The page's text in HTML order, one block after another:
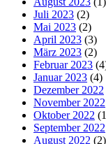
Juli 2023 (2)
Mai 2023 (2)
April 2023 (3)
März 2023 (2)
Februar 2023
Januar 2023 (4)
Dezember 2022
November 2022
Oktober 2022
September 2022
August 2022 (2)